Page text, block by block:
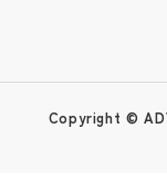
Copyright ©